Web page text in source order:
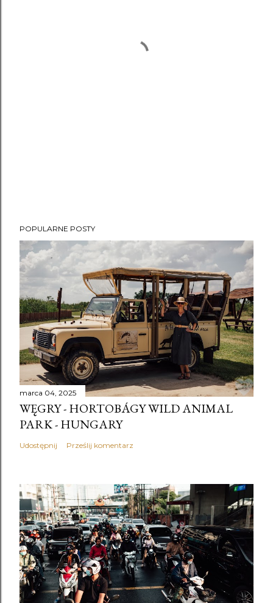
POPULARNE POSTY
marca 04, 2025
WĘGRY - HORTOBÁGY WILD ANIMAL
PARK - HUNGARY
Udostępnij Prześlij komentarz